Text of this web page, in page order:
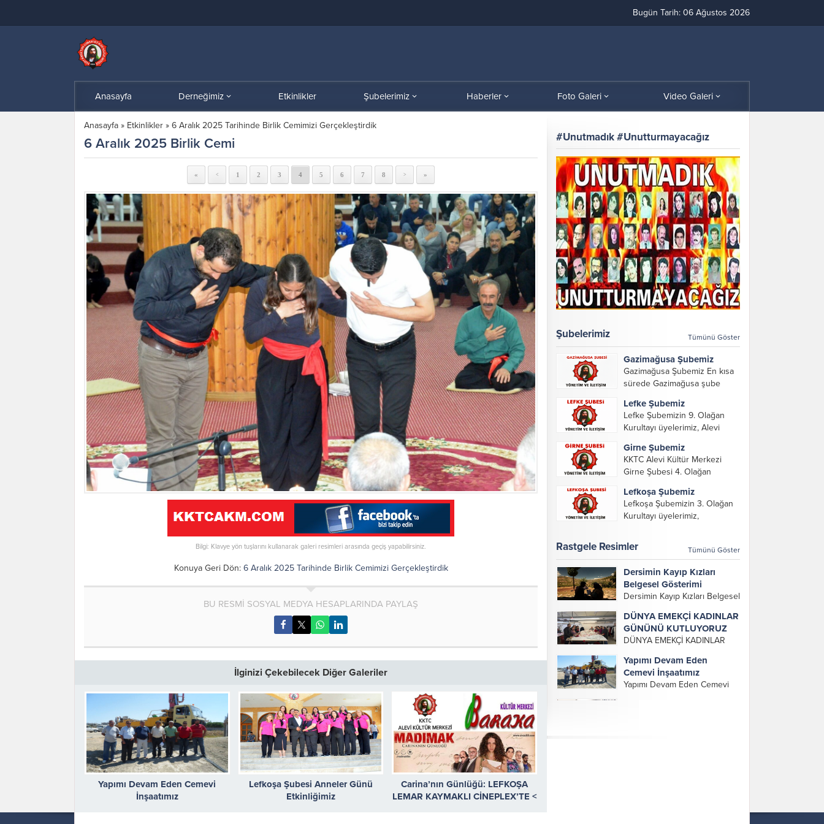
Bugün Tarih: 06 Ağustos 2026
Anasayfa Derneğimiz Etkinlikler Şubelerimiz Haberler Foto Galeri Video Galeri
Anasayfa » Etkinlikler » 6 Aralık 2025 Tarihinde Birlik Cemimizi Gerçekleştirdik
6 Aralık 2025 Birlik Cemi
« < 1 2 3 4 5 6 7 8 > »
Bilgi: Klavye yön tuşlarını kullanarak galeri resimleri arasında geçiş yapabilirsiniz.
Konuya Geri Dön: 6 Aralık 2025 Tarihinde Birlik Cemimizi Gerçekleştirdik
BU RESMİ SOSYAL MEDYA HESAPLARINDA PAYLAŞ
İlginizi Çekebilecek Diğer Galeriler
Yapımı Devam Eden Cemevi
İnşaatımız
Lefkoşa Şubesi Anneler Günü
Etkinliğimiz
Carina’nın Günlüğü: LEFKOŞA
LEMAR KAYMAKLI CİNEPLEX’TE <
#Unutmadık #Unutturmayacağız
Şubelerimiz Tümünü Göster
Gazimağusa Şubemiz
Gazimağusa Şubemiz En kısa
sürede Gazimağusa şube
bilgilerimizi paylaşacağız.
Lefke Şubemiz
Lefke Şubemizin 9. Olağan
Kurultayı üyelerimiz, Alevi
ve yöneticileri, Şube
Başkanları ve yöneticilerinin
katılımı ile gerçekleşti. Önceki
dönemde görev alarak emek
veren, katkı koyan cümle
canların...
Girne Şubemiz
KKTC Alevi Kültür Merkezi
Girne Şubesi 4. Olağan
dernek üyeleri, KKTC Alevi
Kültür Merkezi Genel Başkanı,
genel merkez yönetim kurulu,
organlarının katılımıyla
gerçekleşti....
Lefkoşa Şubemiz
Lefkoşa Şubemizin 3. Olağan
Kurultayı üyelerimiz,
Şube Başkan ve yöneticileri ile
Genel Merkez Yönetim Kurulu
gerçekleşti. Önceki dönemde
görev alan, emek veren, katkı
koyan...
Rastgele Resimler Tümünü Göster
Dersimin Kayıp Kızları
Belgesel Gösterimi
Dersimin Kayıp Kızları Belgesel
DÜNYA EMEKÇİ KADINLAR
GÜNÜNÜ KUTLUYORUZ
DÜNYA EMEKÇİ KADINLAR
YÖNETİMİ VE KADINLAR
KOMİSYONU OLARAK EMEKÇİ
KADINLARIMIZIN GÜNÜNÜ
Yapımı Devam Eden
Cemevi İnşaatımız
Yapımı Devam Eden Cemevi